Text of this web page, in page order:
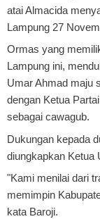
atai Almacida
Lampung 27
Ormas yang
Lampung ini,
Umar Ahmad maju
dengan Ketua
sebagai cawagub.
Dukungan kepada
diungkapkan Ketua
"Kami menilai dari
memimpin
kata Baroji.